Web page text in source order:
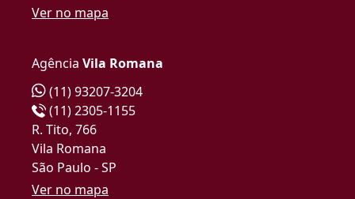
Ver no mapa
Agência Vila Romana
(11) 93207-3204
(11) 2305-1155
R. Tito, 766
Vila Romana
São Paulo - SP
Ver no mapa